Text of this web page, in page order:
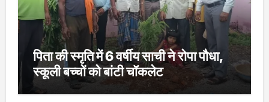
पिता की स्मृति में 6 वर्षीय साची ने रोपा पौधा,
स्कूली बच्चों को बांटी चॉकलेट